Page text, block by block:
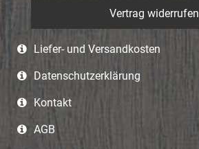
Vertrag widerrufen
Liefer- und Versandkosten
Datenschutzerklärung
Kontakt
AGB